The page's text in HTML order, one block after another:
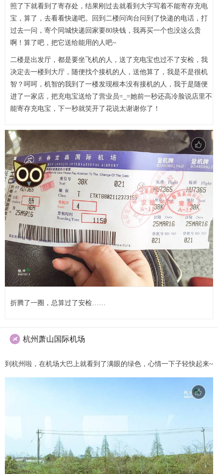
照了下就看到了寄存处，结果刚过去就看到大字写着不能寄存充电
宝，算了，去看看快递吧。回到二楼问询台问到了快递的电话，打
过去一问，寄个同城快递回家要80块钱，我再买一个也没这么贵
啊！算了吧，把它送给能用的人吧~
二楼是出发厅，都是要坐飞机的人，送了充电宝也过不了安检，我
决定去一楼到大厅，随便找个接机的人，送他算了，我是不是很机
智？呵呵，机智的我到了一楼发现根本没有接机的人，我于是随便
进了一家店，把充电宝送给了营业员=_=她前一秒还高冷脸说店里不
能寄存充电宝，下一秒就笑开了花说太谢谢你了！
折腾了一圈，总算过了安检……
 杭州萧山国际机场
到杭州啦，在机场大巴上就看到了满眼的绿色，心情一下子轻快起来~